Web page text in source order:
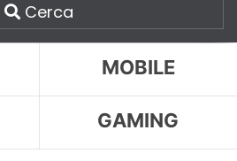
Cerca
MOBILE
GAMING